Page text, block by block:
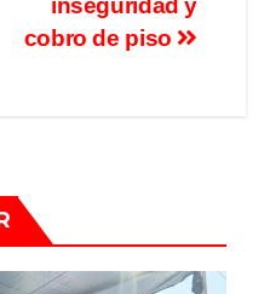
inseguridad y
cobro de piso